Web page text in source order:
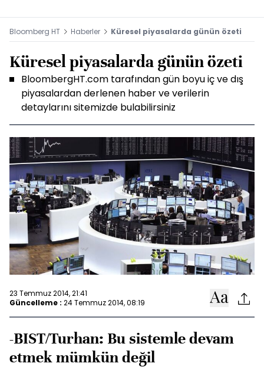
Bloomberg HT Haberler Küresel piyasalarda günün özeti
Küresel piyasalarda günün özeti
BloombergHT.com tarafından gün boyu iç ve dış
piyasalardan derlenen haber ve verilerin
detaylarını sitemizde bulabilirsiniz
23 Temmuz 2014, 21:41
Güncelleme : 24 Temmuz 2014, 08:19
-BIST/Turhan: Bu sistemle devam
etmek mümkün değil